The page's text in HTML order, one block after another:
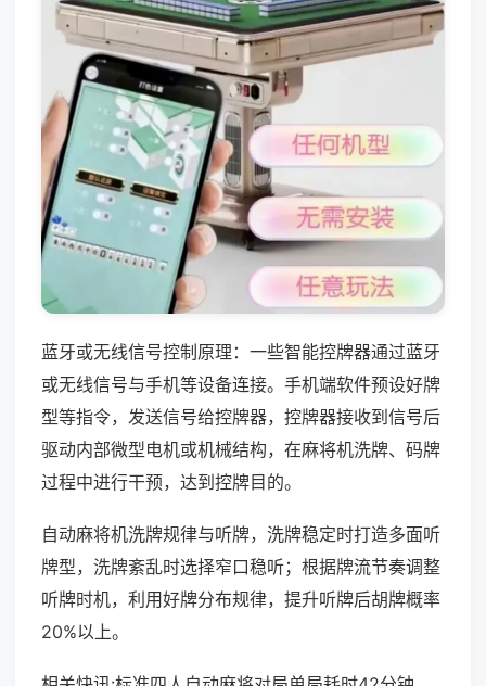
蓝牙或无线信号控制原理：一些智能控牌器通过蓝牙
或无线信号与手机等设备连接。手机端软件预设好牌
型等指令，发送信号给控牌器，控牌器接收到信号后
驱动内部微型电机或机械结构，在麻将机洗牌、码牌
过程中进行干预，达到控牌目的。
自动麻将机洗牌规律与听牌，洗牌稳定时打造多面听
牌型，洗牌紊乱时选择窄口稳听；根据牌流节奏调整
听牌时机，利用好牌分布规律，提升听牌后胡牌概率
20%以上。